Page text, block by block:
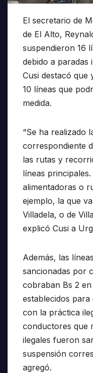
El secretario de
de El Alto,
suspendieron 16
debido a paradas
Cusi destacó que
10 líneas que
medida.
“Se ha realizado
correspondiente
las rutas y
líneas
alimentadoras o
ejemplo, la que
Villadela, o de
explicó Cusi a
Además, las
sancionadas por
cobraban Bs 2
establecidos
con la práctica
conductores que
ilegales fueron
suspensión
agregó.